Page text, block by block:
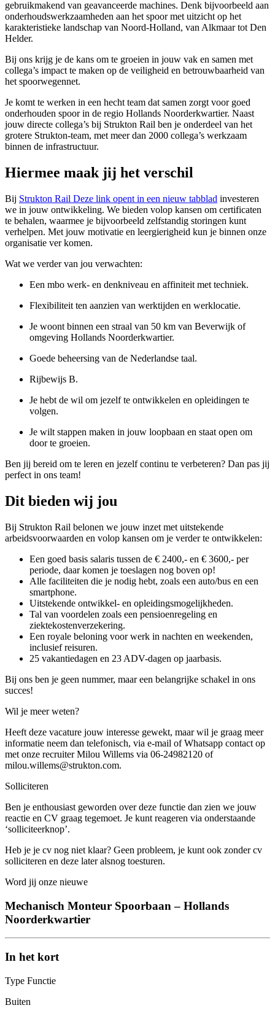
gebruikmakend van geavanceerde machines. Denk bijvoorbeeld aan
onderhoudswerkzaamheden aan het spoor met uitzicht op het
karakteristieke landschap van Noord-Holland, van Alkmaar tot Den
Helder.
Bij ons krijg je de kans om te groeien in jouw vak en samen met
collega’s impact te maken op de veiligheid en betrouwbaarheid van
het spoorwegennet.
Je komt te werken in een hecht team dat samen zorgt voor goed
onderhouden spoor in de regio Hollands Noorderkwartier. Naast
jouw directe collega’s bij Strukton Rail ben je onderdeel van het
grotere Strukton-team, met meer dan 2000 collega’s werkzaam
binnen de infrastructuur.
Hiermee maak jij het verschil
Bij Strukton Rail Deze link opent in een nieuw tabblad investeren
we in jouw ontwikkeling. We bieden volop kansen om certificaten
te behalen, waarmee je bijvoorbeeld zelfstandig storingen kunt
verhelpen. Met jouw motivatie en leergierigheid kun je binnen onze
organisatie ver komen.
Wat we verder van jou verwachten:
Een mbo werk- en denkniveau en affiniteit met techniek.
Flexibiliteit ten aanzien van werktijden en werklocatie.
Je woont binnen een straal van 50 km van Beverwijk of
omgeving Hollands Noorderkwartier.
Goede beheersing van de Nederlandse taal.
Rijbewijs B.
Je hebt de wil om jezelf te ontwikkelen en opleidingen te
volgen.
Je wilt stappen maken in jouw loopbaan en staat open om
door te groeien.
Ben jij bereid om te leren en jezelf continu te verbeteren? Dan pas jij
perfect in ons team!
Dit bieden wij jou
Bij Strukton Rail belonen we jouw inzet met uitstekende
arbeidsvoorwaarden en volop kansen om je verder te ontwikkelen:
Een goed basis salaris tussen de € 2400,- en € 3600,- per
periode, daar komen je toeslagen nog boven op!
Alle faciliteiten die je nodig hebt, zoals een auto/bus en een
smartphone.
Uitstekende ontwikkel- en opleidingsmogelijkheden.
Tal van voordelen zoals een pensioenregeling en
ziektekostenverzekering.
Een royale beloning voor werk in nachten en weekenden,
inclusief reisuren.
25 vakantiedagen en 23 ADV-dagen op jaarbasis.
Bij ons ben je geen nummer, maar een belangrijke schakel in ons
succes!
Wil je meer weten?
Heeft deze vacature jouw interesse gewekt, maar wil je graag meer
informatie neem dan telefonisch, via e-mail of Whatsapp contact op
met onze recruiter Milou Willems via 06-24982120 of
milou.willems@strukton.com.
Solliciteren
Ben je enthousiast geworden over deze functie dan zien we jouw
reactie en CV graag tegemoet. Je kunt reageren via onderstaande
‘solliciteerknop’.
Heb je je cv nog niet klaar? Geen probleem, je kunt ook zonder cv
solliciteren en deze later alsnog toesturen.
Word jij onze nieuwe
Mechanisch Monteur Spoorbaan – Hollands
Noorderkwartier
In het kort
Type Functie
Buiten